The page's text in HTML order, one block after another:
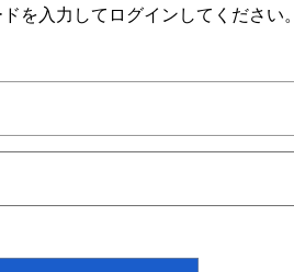
を入力してログインしてください。